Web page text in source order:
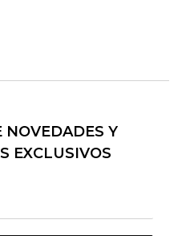
NOVEDADES Y
EXCLUSIVOS